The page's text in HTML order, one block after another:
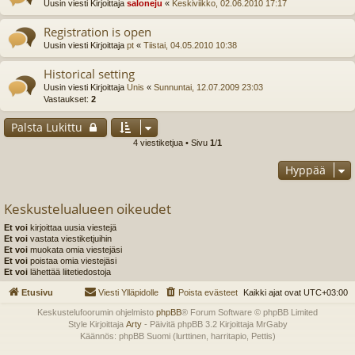
Uusin viesti Kirjoittaja saloneju « Keskiviikko, 02.06.2010 17:17
Registration is open
Uusin viesti Kirjoittaja pt « Tiistai, 04.05.2010 10:38
Historical setting
Uusin viesti Kirjoittaja Unis « Sunnuntai, 12.07.2009 23:03
Vastaukset: 2
Palsta Lukittu
4 viestiketjua • Sivu 1/1
Hyppää
Keskustelualueen oikeudet
Et voi kirjoittaa uusia viestejä
Et voi vastata viestiketjuihin
Et voi muokata omia viestejäsi
Et voi poistaa omia viestejäsi
Et voi lähettää liitetiedostoja
Etusivu Kaikki ajat ovat UTC+03:00
Poista evästeet
Viesti Ylläpidolle
Keskustelufoorumin ohjelmisto phpBB® Forum Software © phpBB Limited
Style Kirjoittaja Arty- Päivitä phpBB 3.2 Kirjoittaja MrGaby
Käännös: phpBB Suomi (lurttinen, harritapio, Pettis)